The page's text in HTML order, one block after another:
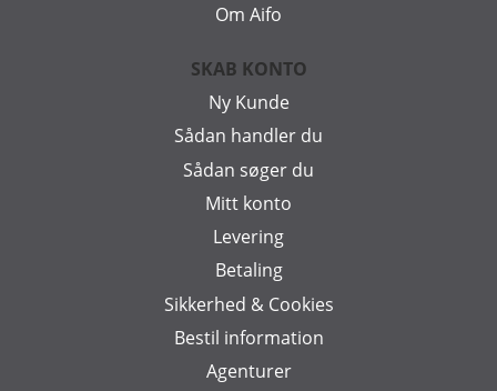
Om Aifo
SKAB KONTO
Ny Kunde
Sådan handler du
Sådan søger du
Mitt konto
Levering
Betaling
Sikkerhed & Cookies
Bestil information
Agenturer